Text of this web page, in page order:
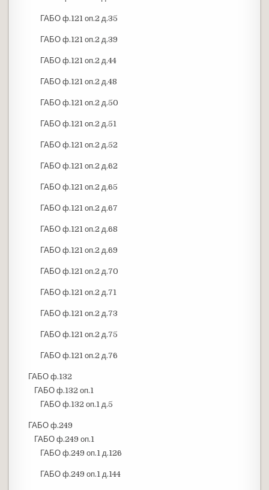
ГАБО ф.121 оп.2 д.35
ГАБО ф.121 оп.2 д.39
ГАБО ф.121 оп.2 д.44
ГАБО ф.121 оп.2 д.48
ГАБО ф.121 оп.2 д.50
ГАБО ф.121 оп.2 д.51
ГАБО ф.121 оп.2 д.52
ГАБО ф.121 оп.2 д.62
ГАБО ф.121 оп.2 д.65
ГАБО ф.121 оп.2 д.67
ГАБО ф.121 оп.2 д.68
ГАБО ф.121 оп.2 д.69
ГАБО ф.121 оп.2 д.70
ГАБО ф.121 оп.2 д.71
ГАБО ф.121 оп.2 д.73
ГАБО ф.121 оп.2 д.75
ГАБО ф.121 оп.2 д.76
ГАБО ф.132
ГАБО ф.132 оп.1
ГАБО ф.132 оп.1 д.5
ГАБО ф.249
ГАБО ф.249 оп.1
ГАБО ф.249 оп.1 д.126
ГАБО ф.249 оп.1 д.144